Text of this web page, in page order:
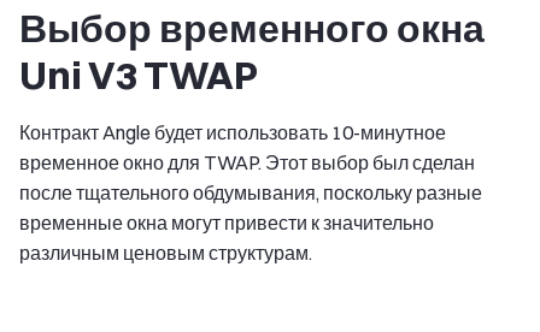
Выбор временного окна
Uni V3 TWAP
Контракт Angle будет использовать 10-минутное
временное окно для TWAP. Этот выбор был сделан
после тщательного обдумывания, поскольку разные
временные окна могут привести к значительно
различным ценовым структурам.